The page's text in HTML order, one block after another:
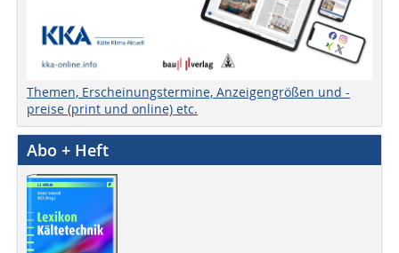
Themen, Erscheinungstermine, Anzeigengrößen und -
preise (print und online) etc.
Abo + Heft